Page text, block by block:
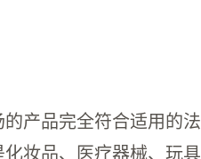
产品完全符合适用的法
妆品、医疗器械、玩具